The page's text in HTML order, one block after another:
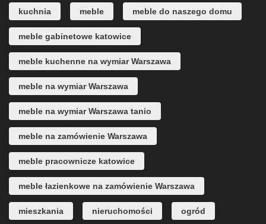
kuchnia meble meble do naszego domu
meble gabinetowe katowice
meble kuchenne na wymiar Warszawa
meble na wymiar Warszawa
meble na wymiar Warszawa tanio
meble na zamówienie Warszawa
meble pracownicze katowice
meble łazienkowe na zamówienie Warszawa
mieszkania nieruchomości ogród